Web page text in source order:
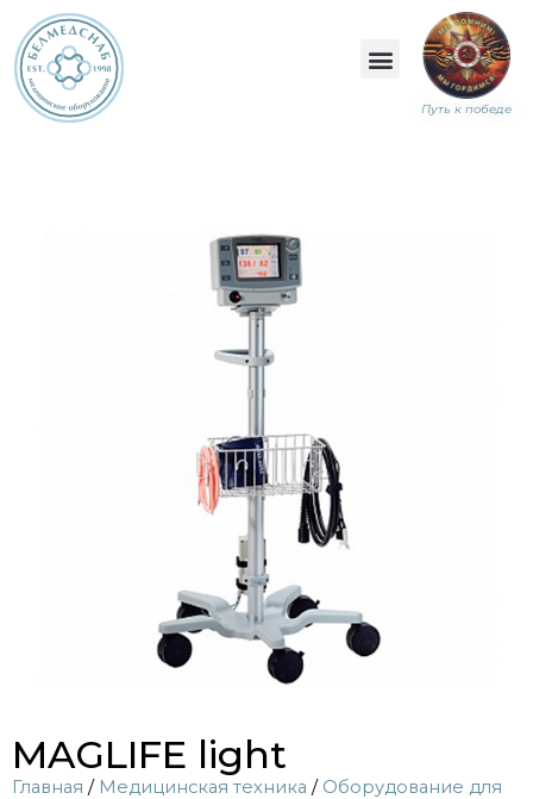
Путь к победе
MAGLIFE light
Главная / Медицинская техника / Оборудование для